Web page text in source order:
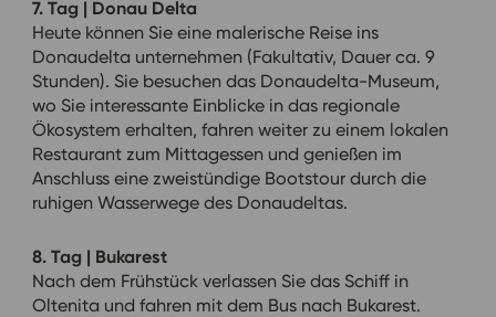
7. Tag | Donau Delta
Heute können Sie eine malerische Reise ins
Donaudelta unternehmen (Fakultativ, Dauer ca. 9
Stunden). Sie besuchen das Donaudelta-Museum,
wo Sie interessante Einblicke in das regionale
Ökosystem erhalten, fahren weiter zu einem lokalen
Restaurant zum Mittagessen und genießen im
Anschluss eine zweistündige Bootstour durch die
ruhigen Wasserwege des Donaudeltas.
8. Tag | Bukarest
Nach dem Frühstück verlassen Sie das Schiff in
Oltenita und fahren mit dem Bus nach Bukarest.